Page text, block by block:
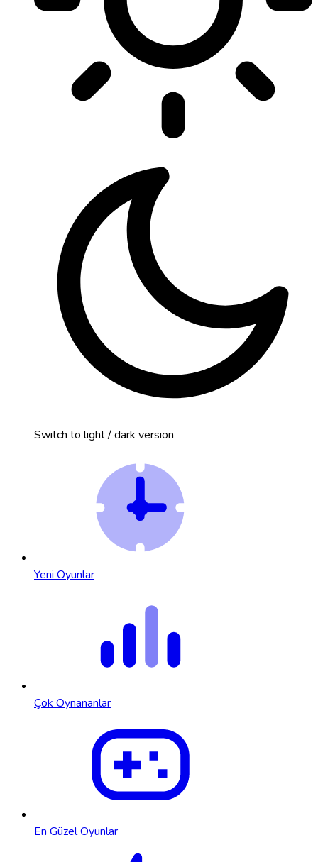
Switch to light / dark version
Yeni Oyunlar
Çok Oynananlar
En Güzel Oyunlar